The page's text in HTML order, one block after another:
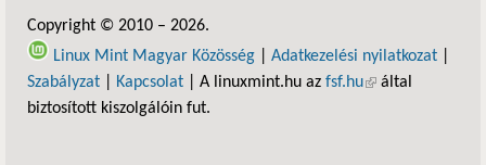
Copyright © 2010 – 2026.
Linux Mint Magyar Közösség
Adatkezelési nyilatkozat
Szabályzat
Kapcsolat | A linuxmint.hu az fsf.hu(külső hivatkozás)
által
biztosított kiszolgálóin fut.